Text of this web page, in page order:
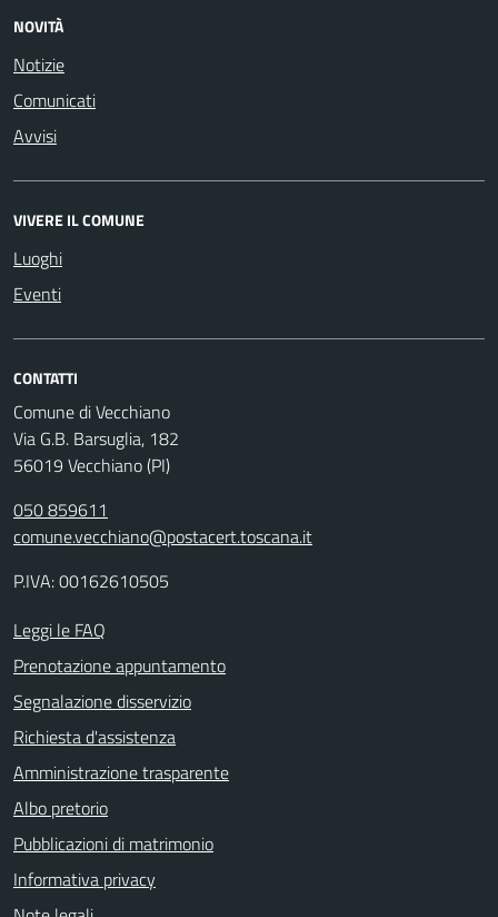
NOVITÀ
Notizie
Comunicati
Avvisi
VIVERE IL COMUNE
Luoghi
Eventi
CONTATTI
Comune di Vecchiano
Via G.B. Barsuglia, 182
56019 Vecchiano (PI)
050 859611
comune.vecchiano@postacert.toscana.it
P.IVA: 00162610505
Leggi le FAQ
Prenotazione appuntamento
Segnalazione disservizio
Richiesta d'assistenza
Amministrazione trasparente
Albo pretorio
Pubblicazioni di matrimonio
Informativa privacy